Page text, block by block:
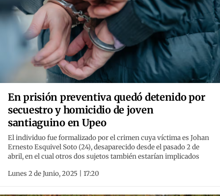
En prisión preventiva quedó detenido por
secuestro y homicidio de joven
santiaguino en Upeo
El individuo fue formalizado por el crimen cuya víctima es Johan
Ernesto Esquivel Soto (24), desaparecido desde el pasado 2 de
abril, en el cual otros dos sujetos también estarían implicados
Lunes 2 de Junio, 2025 | 17:20